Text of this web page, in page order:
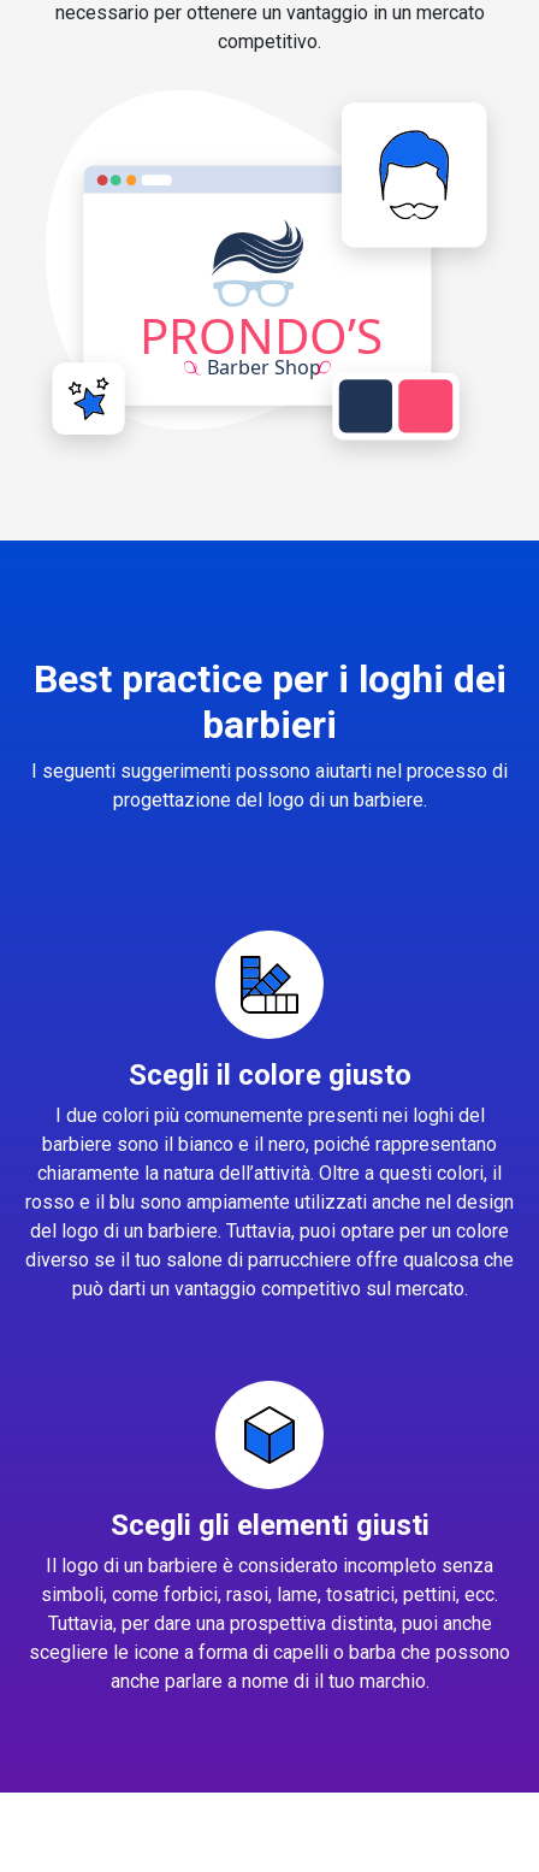
necessario per ottenere un vantaggio in un mercato
competitivo.
Best practice per i loghi dei
barbieri
I seguenti suggerimenti possono aiutarti nel processo di
progettazione del logo di un barbiere.
Scegli il colore giusto
I due colori più comunemente presenti nei loghi del
barbiere sono il bianco e il nero, poiché rappresentano
chiaramente la natura dell’attività. Oltre a questi colori, il
rosso e il blu sono ampiamente utilizzati anche nel design
del logo di un barbiere. Tuttavia, puoi optare per un colore
diverso se il tuo salone di parrucchiere offre qualcosa che
può darti un vantaggio competitivo sul mercato.
Scegli gli elementi giusti
Il logo di un barbiere è considerato incompleto senza
simboli, come forbici, rasoi, lame, tosatrici, pettini, ecc.
Tuttavia, per dare una prospettiva distinta, puoi anche
scegliere le icone a forma di capelli o barba che possono
anche parlare a nome di il tuo marchio.